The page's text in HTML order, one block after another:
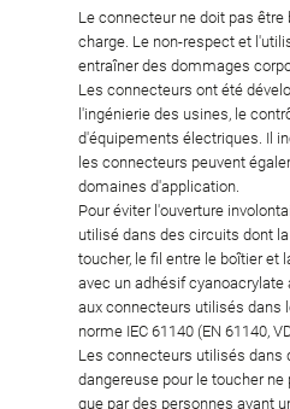
Le connecteur ne doit pas
charge. Le non-respect et
entraîner des dommages
Les connecteurs ont été
l'ingénierie des usines, le
d'équipements électriques. Il
les connecteurs peuvent
domaines d'application.
Pour éviter l'ouverture
utilisé dans des circuits dont
toucher, le fil entre le boîtier et
avec un adhésif cyanoacrylate
aux connecteurs utilisés dans
norme IEC 61140 (EN 61140,
Les connecteurs utilisés
dangereuse pour le toucher
que par des personnes ayant